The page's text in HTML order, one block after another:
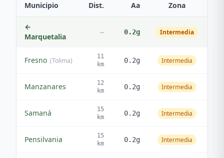
Municipio Dist. Aa Zona
←
Marquetalia
— 0.2g Intermedia
Fresno (Tolima)
11
km
0.2g Intermedia
Manzanares
12
km
0.2g Intermedia
Samaná
15
km
0.2g Intermedia
Pensilvania
15
km
0.2g Intermedia